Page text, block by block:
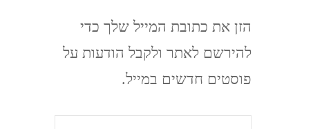
הזן את כתובת המייל שלך כדי
להירשם לאתר ולקבל הודעות על
פוסטים חדשים במייל.